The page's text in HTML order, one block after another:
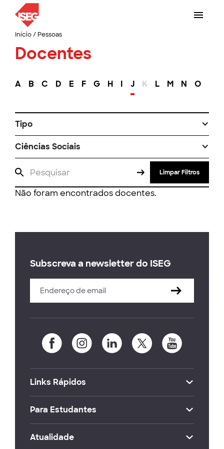
Início/ Pessoas
Docentes
A B C D E F G H I J K L M N O
Tipo
Ciências Sociais
Limpar Filtros
Não foram encontrados docentes.
Subscreva a newsletter do ISEG
Links Rápidos
Para Estudantes
Atualidade